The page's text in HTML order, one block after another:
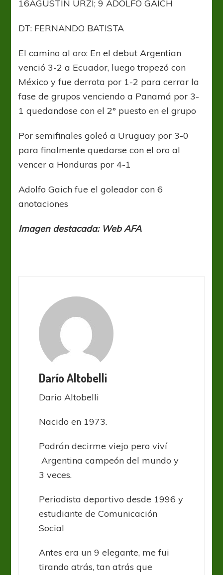
16AGUSTÍN URZI; 9 ADOLFO GAICH
DT: FERNANDO BATISTA
El camino al oro: En el debut Argentian
venció 3-2 a Ecuador, luego tropezó con
México y fue derrota por 1-2 para cerrar la
fase de grupos venciendo a Panamá por 3-
1 quedandose con el 2° puesto en el grupo
Por semifinales goleó a Uruguay por 3-0
para finalmente quedarse con el oro al
vencer a Honduras por 4-1
Adolfo Gaich fue el goleador con 6
anotaciones
Imagen destacada: Web AFA
Darío Altobelli
Dario Altobelli
Nacido en 1973.
Podrán decirme viejo pero viví
Argentina campeón del mundo y
3 veces.
Periodista deportivo desde 1996 y
estudiante de Comunicación
Social
Antes era un 9 elegante, me fui
tirando atrás, tan atrás que